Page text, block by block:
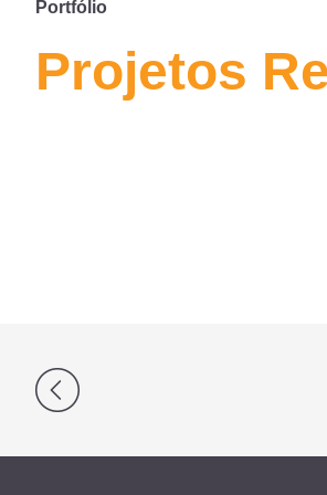
Portfólio
Projetos
Navegação
Post